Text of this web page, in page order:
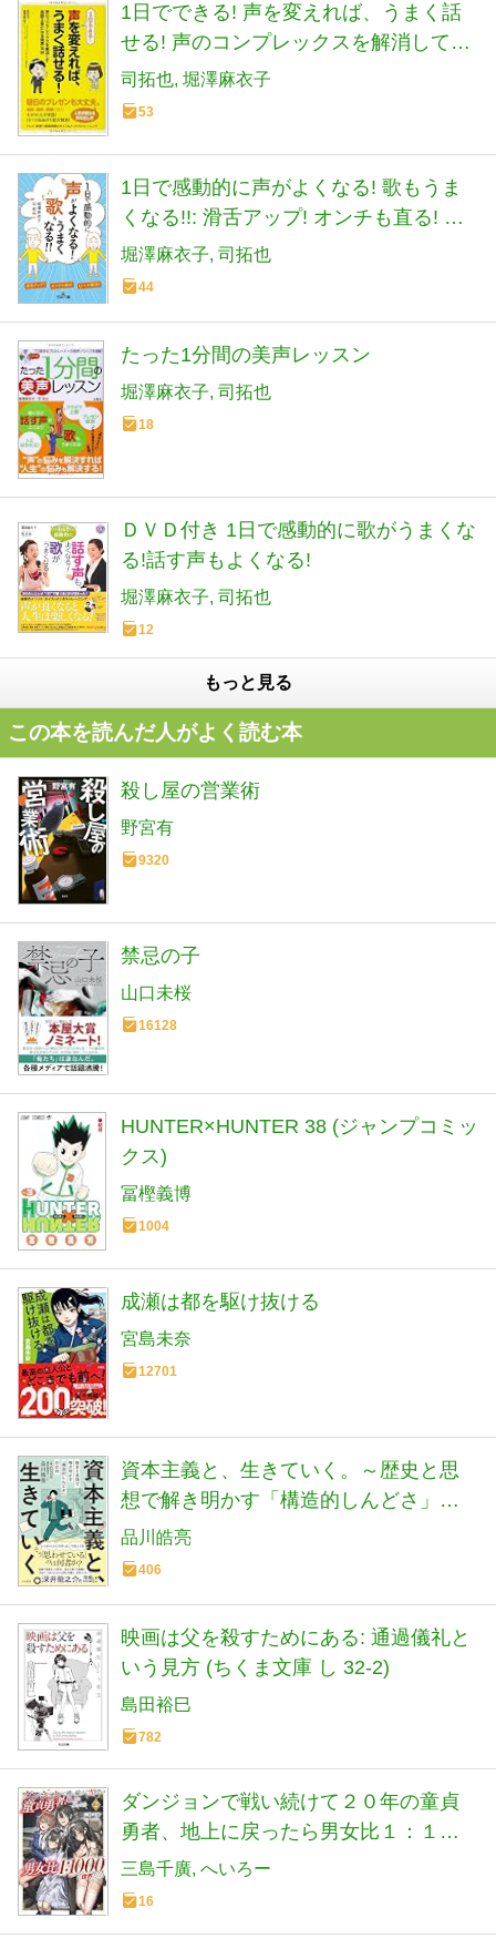
1日でできる! 声を変えれば、うまく話
せる! 声のコンプレックスを解消して会
話上手になる発声法14
司拓也 堀澤麻衣子
53
1日で感動的に声がよくなる! 歌もうま
くなる!!: 滑舌アップ! オンチも直る! 口
ベタ解消! (王様文庫)
堀澤麻衣子 司拓也
44
たった1分間の美声レッスン
堀澤麻衣子 司拓也
18
ＤＶＤ付き 1日で感動的に歌がうまくな
る!話す声もよくなる!
堀澤麻衣子 司拓也
12
もっと見る
この本を読んだ人がよく読む本
殺し屋の営業術
野宮有
9320
禁忌の子
山口未桜
16128
HUNTER×HUNTER 38 (ジャンプコミッ
クス)
冨樫義博
1004
成瀬は都を駆け抜ける
宮島未奈
12701
資本主義と、生きていく。～歴史と思
想で解き明かす「構造的しんどさ」の
正体
品川皓亮
406
映画は父を殺すためにある: 通過儀礼と
いう見方 (ちくま文庫 し 32-2)
島田裕巳
782
ダンジョンで戦い続けて２０年の童貞
勇者、地上に戻ったら男女比１：１０
００の世界だった（2） (モンスター文
庫 Mみ 02-04)
三島千廣 へいろー
16